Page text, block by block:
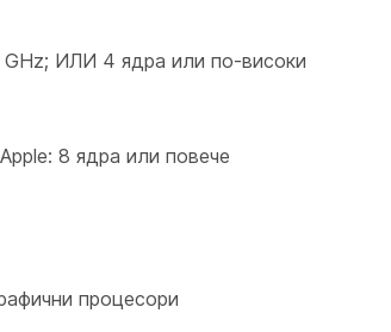
ИЛИ 4 ядра или по-високи
8 ядра или повече
процесори